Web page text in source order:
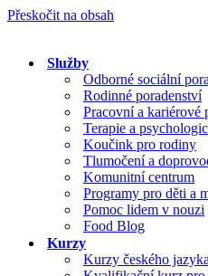
Přeskočit na obsah
Služby
Odborné sociální
Rodinné poradenství
Pracovní a kariérové
Terapie a
Koučink pro rodiny
Tlumočení a
Komunitní centrum
Programy pro děti a
Pomoc lidem v nouzi
Food Blog
Kurzy
Kurzy českého jazyka